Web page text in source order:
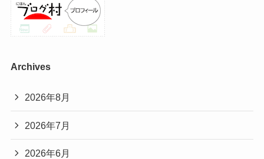
Archives
2026年8月
2026年7月
2026年6月